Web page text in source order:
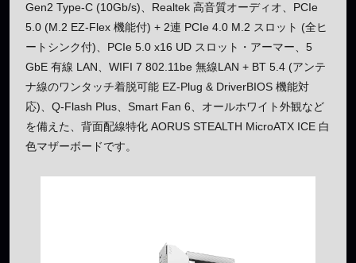
Gen2 Type-C (10Gb/s)、Realtek 高音質オーディオ、PCIe
5.0 (M.2 EZ-Flex 機能付) + 2連 PCIe 4.0 M.2 スロット (全ヒ
ートシンク付)、PCIe 5.0 x16 UD スロット・アーマー、5
GbE 有線 LAN、WIFI 7 802.11be 無線LAN + BT 5.4 (アンテ
ナ線のワンタッチ着脱可能 EZ-Plug & DriverBIOS 機能対
応)、Q-Flash Plus、Smart Fan 6、オールホワイト外観など
を備えた、背面配線特化 AORUS STEALTH MicroATX ICE 白
色マザーボードです。